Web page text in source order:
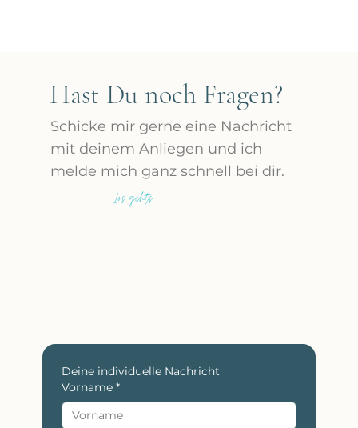
Hast Du noch Fragen?
Schicke mir gerne eine Nachricht
mit deinem Anliegen und ich
melde mich ganz schnell bei dir.
Los geht's
Deine individuelle Nachricht
Vorname *